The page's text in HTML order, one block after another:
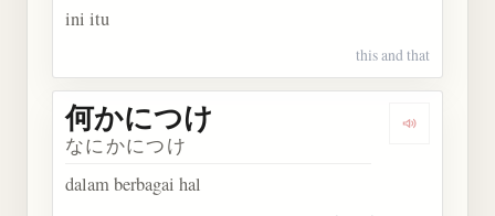
ini itu
this and that
Dengarkan
何かにつけ
なにかにつけ
dalam berbagai hal